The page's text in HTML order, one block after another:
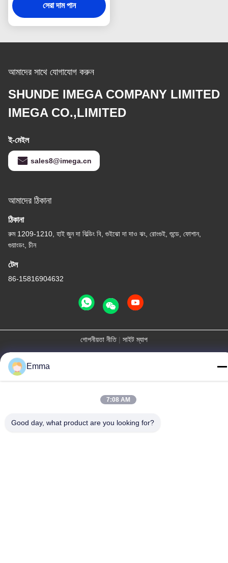
সেরা দাম পান
আমাদের সাথে যোগাযোগ করুন
SHUNDE IMEGA COMPANY LIMITED
IMEGA CO.,LIMITED
ই-মেইল
sales8@imega.cn
আমাদের ঠিকানা
ঠিকানা
রুম 1209-1210, হাই জুন দা বিল্ডিং বি, গুইঝো দা দাও ঝং, রোংগুই, শুন্ডে, ফোশান,
গুয়াংডং, চীন
টেল
86-15816904632
গোপনীয়তা নীতি| সাইট ম্যাপ
IMEGA COMPANY LIMITED IMEGA CO.,LIMITED সমস্ত অধিকার
সংরক্ষিত।
Emma
7:08 AM
Good day, what product are you looking for?